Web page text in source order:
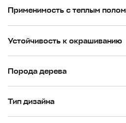
Применимость с теплым полом
Устойчивость к окрашиванию
Порода дерева
Тип дизайна